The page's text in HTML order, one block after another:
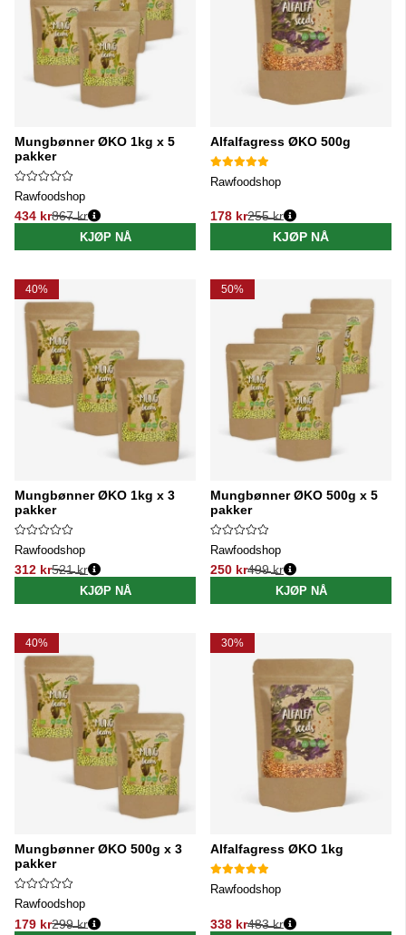
Mungbønner ØKO 1kg x 5
pakker
Rawfoodshop
434 kr
Vanlig pris:
867 kr
KJØP NÅ
Alfalfagress ØKO 500g
Rawfoodshop
178 kr
Vanlig pris:
255 kr
KJØP NÅ
40%
Mungbønner ØKO 1kg x 3
pakker
Rawfoodshop
312 kr
Vanlig pris:
521 kr
KJØP NÅ
50%
Mungbønner ØKO 500g x 5
pakker
Rawfoodshop
250 kr
Vanlig pris:
499 kr
KJØP NÅ
40%
Mungbønner ØKO 500g x 3
pakker
Rawfoodshop
179 kr
Vanlig pris:
299 kr
30%
Alfalfagress ØKO 1kg
Rawfoodshop
338 kr
Vanlig pris:
483 kr